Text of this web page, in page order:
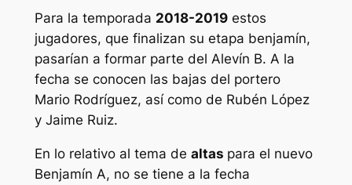
Para la temporada 2018-2019estos
jugadores, que finalizan su etapa benjamín,
pasarían a formar parte del Alevín B. A la
fecha se conocen las bajas del portero
Mario Rodríguez, así como de Rubén López
y Jaime Ruiz.
En lo relativo al tema de altas para el nuevo
Benjamín A, no se tiene a la fecha